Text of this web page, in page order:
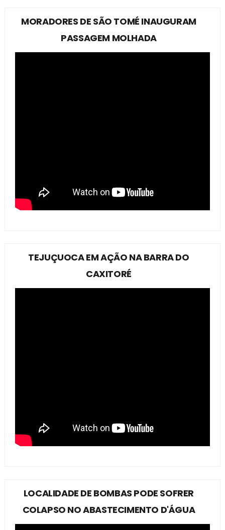
MORADORES DE SÃO TOMÉ INAUGURAM
PASSAGEM MOLHADA
TEJUÇUOCA EM AÇÃO NA BARRA DO
CAXITORÉ
LOCALIDADE DE BOMBAS PODE SOFRER
COLAPSO NO ABASTECIMENTO D'ÁGUA